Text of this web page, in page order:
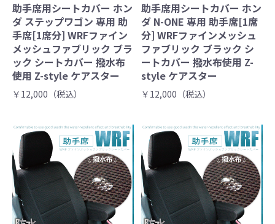
助手席用シートカバー ホン
ダ ステップワゴン 専用 助
手席[1席分] WRFファイン
メッシュファブリック ブラ
ック シートカバー 撥水布
使用 Z-style ケアスター
￥12,000（税込）
助手席用シートカバー ホン
ダ N-ONE 専用 助手席[1席
分] WRFファインメッシュ
ファブリック ブラック シ
ートカバー 撥水布使用 Z-
style ケアスター
￥12,000（税込）